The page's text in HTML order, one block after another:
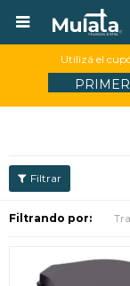

Utilizá el
Filtrando por: